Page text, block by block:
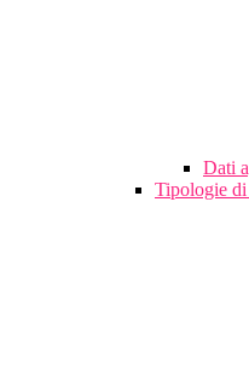
Dati
Tipologie